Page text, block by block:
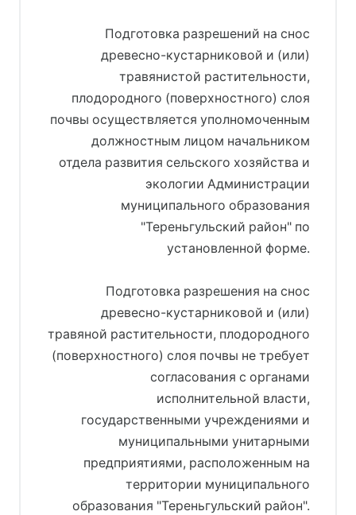
Подготовка разрешений на снос
древесно-кустарниковой и (или)
травянистой растительности,
плодородного (поверхностного) слоя
почвы осуществляется уполномоченным
должностным лицом начальником
отдела развития сельского хозяйства и
экологии Администрации
муниципального образования
"Тереньгульский район" по
установленной форме.
Подготовка разрешения на снос
древесно-кустарниковой и (или)
травяной растительности, плодородного
(поверхностного) слоя почвы не требует
согласования с органами
исполнительной власти,
государственными учреждениями и
муниципальными унитарными
предприятиями, расположенным на
территории муниципального
образования "Тереньгульский район".